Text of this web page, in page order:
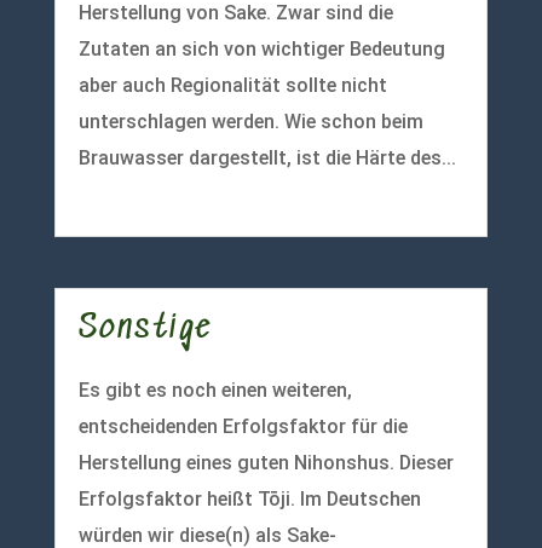
Herstellung von Sake. Zwar sind die
Zutaten an sich von wichtiger Bedeutung
aber auch Regionalität sollte nicht
unterschlagen werden. Wie schon beim
Brauwasser dargestellt, ist die Härte des...
Sonstige
Es gibt es noch einen weiteren,
entscheidenden Erfolgsfaktor für die
Herstellung eines guten Nihonshus. Dieser
Erfolgsfaktor heißt Tōji. Im Deutschen
würden wir diese(n) als Sake-